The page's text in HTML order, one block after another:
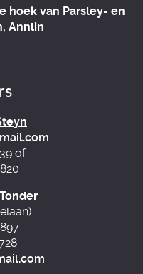
hoek van Parsley- en
Annlin
of